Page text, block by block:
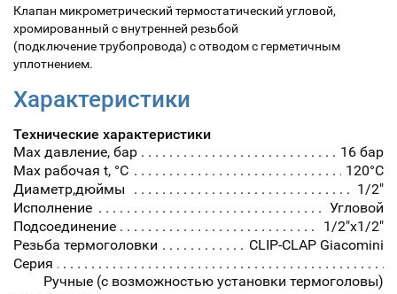
Клапан микрометрический термостатический угловой,
хромированный с внутренней резьбой
(подключение трубопровода) с отводом с герметичным
уплотнением.
Характеристики
Технические характеристики
Max давление, бар
16 бар
Max рабочая t, °С
120°С
Диаметр,дюймы
1/2"
Исполнение
Угловой
Подсоединение
1/2"x1/2"
Резьба термоголовки
CLIP-CLAP Giacomini
Серия
Ручные (с возможностью установки термоголовы)